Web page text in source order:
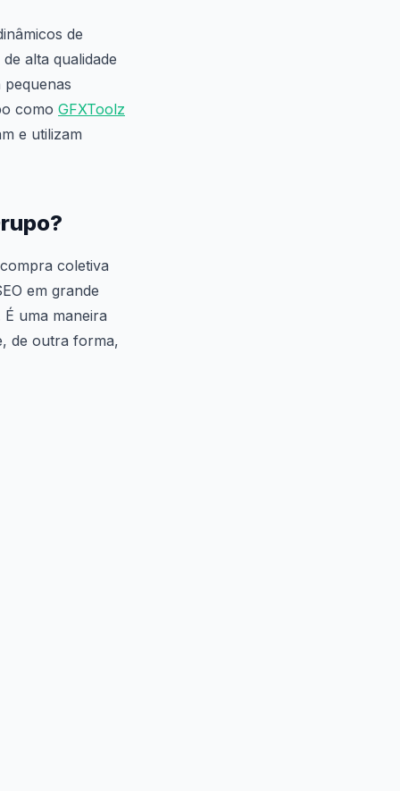
de
alta qualidade
como GFXToolz
e utilizam
coletiva
em grande
uma maneira
de outra forma,